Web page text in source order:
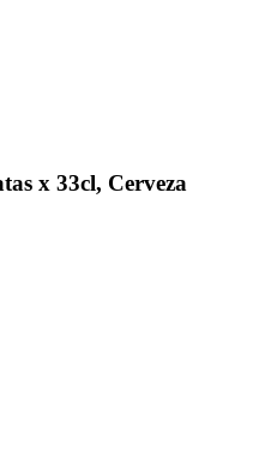
x 33cl, Cerveza